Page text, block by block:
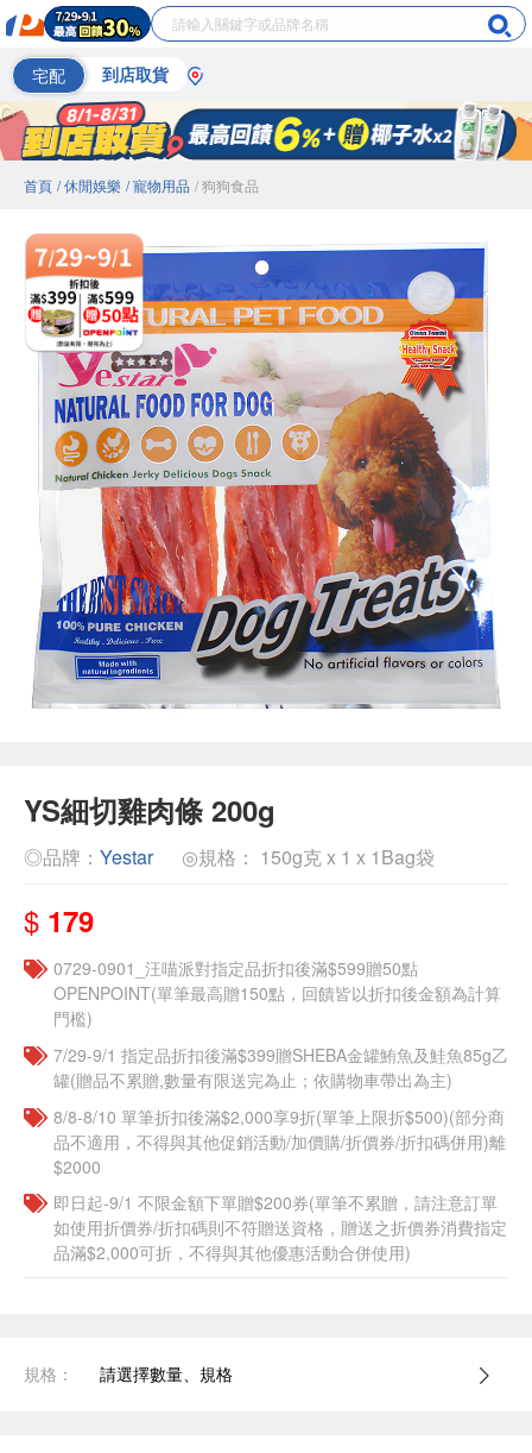
宅配 到店取貨
首頁 / 休閒娛樂 / 寵物用品 / 狗狗食品
YS細切雞肉條 200g
◎品牌： Yestar ◎規格： 150g克 x 1 x 1Bag袋
$ 179
0729-0901_汪喵派對指定品折扣後滿$599贈50點
OPENPOINT(單筆最高贈150點，回饋皆以折扣後金額為計算
門檻)
7/29-9/1 指定品折扣後滿$399贈SHEBA金罐鮪魚及鮭魚85g乙
罐(贈品不累贈,數量有限送完為止；依購物車帶出為主)
8/8-8/10 單筆折扣後滿$2,000享9折(單筆上限折$500)(部分商
品不適用，不得與其他促銷活動/加價購/折價券/折扣碼併用)離
$2000
即日起-9/1 不限金額下單贈$200券(單筆不累贈，請注意訂單
如使用折價券/折扣碼則不符贈送資格，贈送之折價券消費指定
品滿$2,000可折，不得與其他優惠活動合併使用)
規格： 請選擇數量、規格